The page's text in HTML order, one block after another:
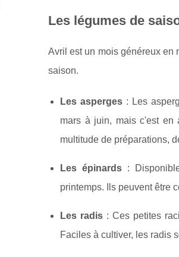
Les légumes de
Avril est un mois généreux en
saison.
Les asperges: Les
mars à juin, mais c'est en
multitude de préparations,
Les épinards :
printemps. Ils peuvent être
Les radis: Ces petites
Faciles à cultiver, les radis